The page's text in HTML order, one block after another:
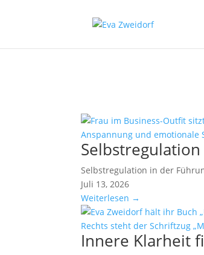
Selbstregulation in der
Juli 13, 2026
Weiterlesen →
Innere Klarheit